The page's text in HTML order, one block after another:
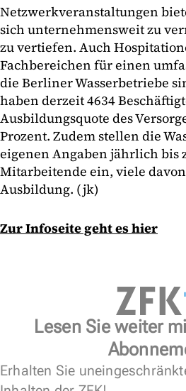
Netzwerkveranstaltungen
sich unternehmensweit zu
zu vertiefen. Auch
Fachbereichen für einen
die Berliner Wasserbetriebe
haben derzeit 4634
Ausbildungsquote des
Prozent. Zudem stellen die
eigenen Angaben jährlich bis
Mitarbeitende ein, viele
Ausbildung. (jk)
Zur Infoseite geht es hier
Lesen Sie weiter
Erhalten Sie